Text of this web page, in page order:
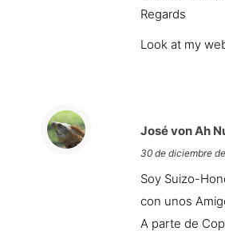
Regards
Look at my
José von Ah
30 de diciembre
Soy Suizo-
con unos
A parte de